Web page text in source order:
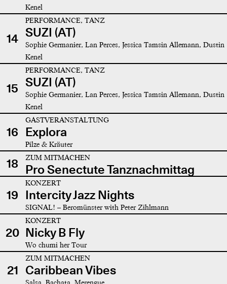
Kenel
14
PERFORMANCE, TANZ
SUZI (AT)
Sophie Germanier, Lan Perces, Jessica Tamsin Allemann, Dustin
Kenel
15
PERFORMANCE, TANZ
SUZI (AT)
Sophie Germanier, Lan Perces, Jessica Tamsin Allemann, Dustin
Kenel
16
GASTVERANSTALTUNG
Explora
Pilze & Kräuter
18 ZUM MITMACHEN
Pro Senectute Tanznachmittag
19
KONZERT
Intercity Jazz Nights
SIGNAL! – Beromünster with Peter Zihlmann
20
KONZERT
Nicky B Fly
Wo chumi her Tour
21
ZUM MITMACHEN
Caribbean Vibes